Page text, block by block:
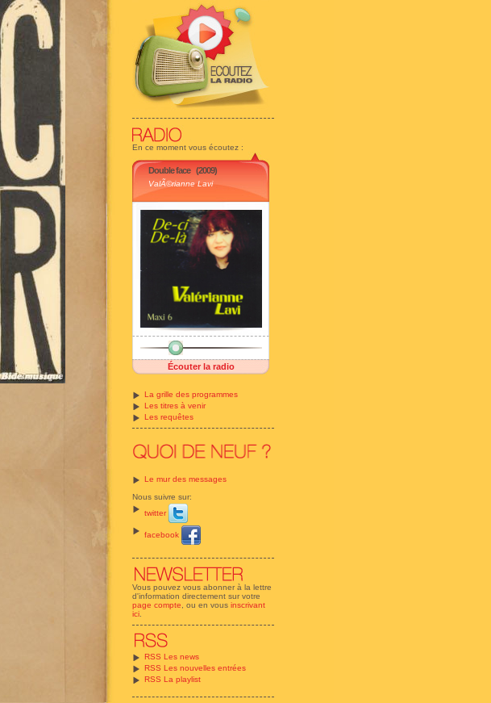
En ce moment vous écoutez :
Double face (2009)
ValÃ©rianne Lavi
Écouter la radio
La grille des programmes
Les titres à venir
Les requêtes
Le mur des messages
Nous suivre sur:
twitter
facebook
Vous pouvez vous abonner à la lettre
d'information directement sur votre
page compte , ou en vous inscrivant
ici
RSS Les news
RSS Les nouvelles entrées
RSS La playlist